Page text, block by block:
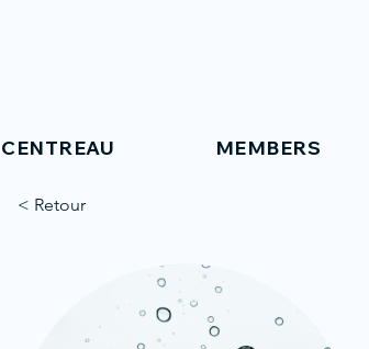
CENTREAU MEMBERS
< Retour